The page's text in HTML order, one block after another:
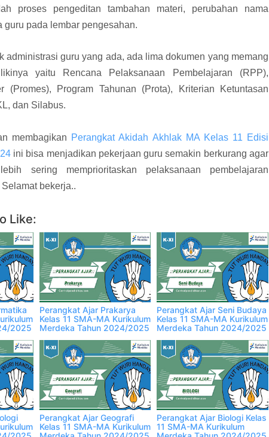
proses pengeditan tambahan materi, perubahan nama
guru pada lembar pengesahan.
administrasi guru yang ada, ada lima dokumen yang memang
yaitu Rencana Pelaksanaan Pembelajaran (RPP),
(Promes), Program Tahunan (Prota), Kriterian Ketuntasan
dan Silabus.
membagikan Perangkat Akidah Akhlak MA Kelas 11 Edisi
ini bisa menjadikan pekerjaan guru semakin berkurang agar
sering memprioritaskan pelaksanaan pembelajaran
bekerja..
Like:
2025
Perangkat Ajar Prakarya
Kelas 11 SMA-MA Kurikulum
Merdeka Tahun 2024/2025
Perangkat Ajar Seni Budaya
Kelas 11 SMA-MA Kurikulum
Merdeka Tahun 2024/2025
Perangkat Ajar Geografi
Kelas 11 SMA-MA Kurikulum
Perangkat Ajar Biologi Kelas
11 SMA-MA Kurikulum